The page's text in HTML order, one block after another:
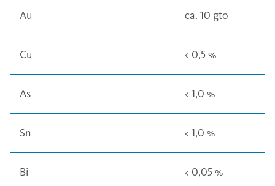
Au ca. 10 gto
Cu < 0,5 %
As < 1,0 %
Sn < 1,0 %
Bi < 0,05 %